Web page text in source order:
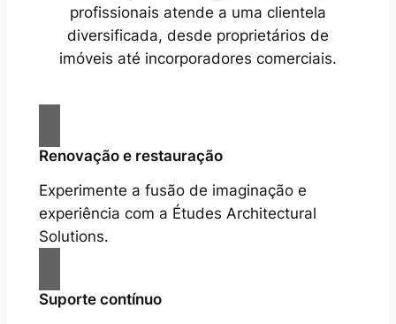
profissionais atende a uma clientela
diversificada, desde proprietários de
imóveis até incorporadores comerciais.
Renovação e restauração
Experimente a fusão de imaginação e
experiência com a Études Architectural
Solutions.
Suporte contínuo